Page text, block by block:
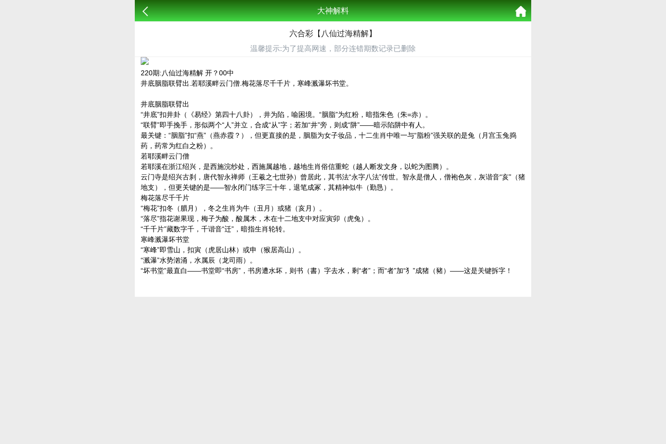
大神解料
六合彩【八仙过海精解】
温馨提示:为了提高网速，部分连错期数记录已删除
220期:八仙过海精解 开？00中
井底胭脂联臂出.若耶溪畔云门僧.梅花落尽千千片，寒峰溅瀑坏书堂。
井底胭脂联臂出
“井底”扣井卦（《易经》第四十八卦），井为陷，喻困境。“胭脂”为红粉，暗指朱色（朱=赤）。
“联臂”即手挽手，形似两个“人”并立，合成“从”字；若加“井”旁，则成“阱”——暗示陷阱中有人。
最关键：“胭脂”扣“燕”（燕赤霞？），但更直接的是，胭脂为女子妆品，十二生肖中唯一与“脂粉”强关联的是兔（月宫玉兔捣
药，药常为红白之粉）。
若耶溪畔云门僧
若耶溪在浙江绍兴，是西施浣纱处，西施属越地，越地生肖俗信重蛇（越人断发文身，以蛇为图腾）。
云门寺是绍兴古刹，唐代智永禅师（王羲之七世孙）曾居此，其书法“永字八法”传世。智永是僧人，僧袍色灰，灰谐音“亥”（猪
地支），但更关键的是——智永闭门练字三十年，退笔成冢，其精神似牛（勤恳）。
梅花落尽千千片
“梅花”扣冬（腊月），冬之生肖为牛（丑月）或猪（亥月）。
“落尽”指花谢果现，梅子为酸，酸属木，木在十二地支中对应寅卯（虎兔）。
“千千片”藏数字千，千谐音“迁”，暗指生肖轮转。
寒峰溅瀑坏书堂
“寒峰”即雪山，扣寅（虎居山林）或申（猴居高山）。
“溅瀑”水势汹涌，水属辰（龙司雨）。
“坏书堂”最直白——书堂即“书房”，书房遭水坏，则书（書）字去水，剩“者”；而“者”加“犭”成猪（豬）——这是关键拆字！